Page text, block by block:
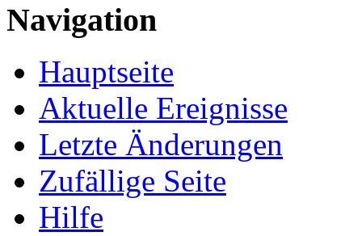
Navigation
Hauptseite
Aktuelle Ereignisse
Letzte Änderungen
Zufällige Seite
Hilfe